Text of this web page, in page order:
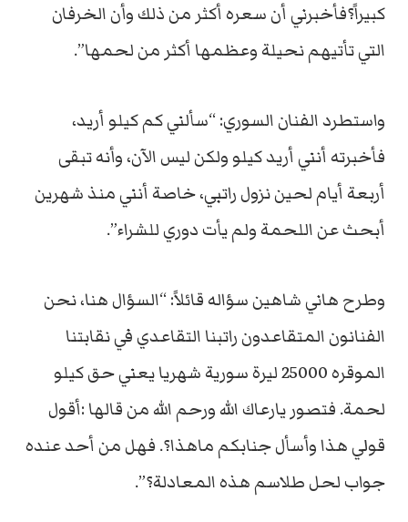
كبيراً؟فأخبرني أن سعره أكثر من ذلك وأن الخرفان
التي تأتيهم نحيلة وعظمها أكثر من لحمها”.
واستطرد الفنان السوري: “سألني كم كيلو أريد،
فأخبرته أنني أريد كيلو ولكن ليس الآن، وأنه تبقى
أربعة أيام لحين نزول راتبي، خاصة أنني منذ شهرين
أبحث عن اللحمة ولم يأت دوري للشراء”.
وطرح هاني شاهين سؤاله قائلاً: “السؤال هنا، نحن
الفنانون المتقاعدون راتبنا التقاعدي في نقابتنا
الموقره 25000 ليرة سورية شهريا يعني حق كيلو
لحمة. فتصور يارعاك الله ورحم الله من قالها :أقول
قولي هذا وأسأل جنابكم ماهذا؟. فهل من أحد عنده
جواب لحل طلاسم هذه المعادلة؟”.